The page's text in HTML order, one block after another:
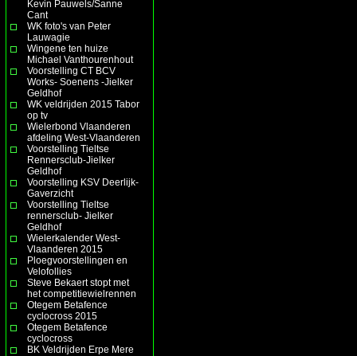
Kevin Pauwels/Sanne
Cant
WK foto's van Peter
Lauwagie
Wingene ten huize
Michael Vanthourenhout
Voorstelling CT BCV
Works- Soenens -Jielker
Geldhof
WK veldrijden 2015 Tabor
op tv
Wielerbond Vlaanderen
afdeling West-Vlaanderen
Voorstelling Tieltse
Rennersclub-Jielker
Geldhof
Voorstelling KSV Deerlijk-
Gaverzicht
Voorstelling Tieltse
rennersclub- Jielker
Geldhof
Wielerkalender West-
Vlaanderen 2015
Ploegvoorstellingen en
Velofollies
Steve Bekaert stopt met
het competitiewielrennen
Otegem Betafence
cyclocross 2015
Otegem Betafence
cyclocross
BK Veldrijden Erpe Mere